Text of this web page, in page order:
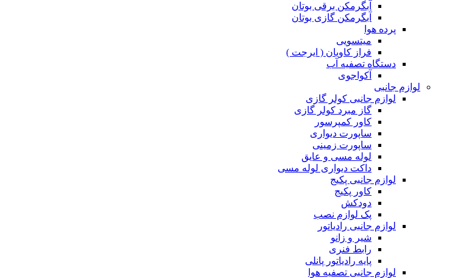
آبگرمکن برقی بوتان
آبگرمکن گازی بوتان
پرده هوا
میتسویی
فراز کاویان ( ایرجت )
دستگاه تصفیه آب
آکواجوی
لوازم جانبی
لوازم جانبی کولر گازی
گاز مبرد کولر گازی
کاور کمپرسور
ساپورت دیواری
ساپورت زمینی
لوله مسی و عایق
داکت دیواری لوله مسی
لوازم جانبی پکیج
کاور پکیج
دودکش
پک لوازم نصب
لوازم جانبی رادیاتور
شیر و زانو
رابط فنری
پایه رادیاتور پانلی
لوازم جانبی تصفیه هوا